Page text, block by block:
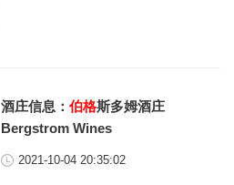
酒庄信息：伯格斯多姆酒庄
Bergstrom Wines
2021-10-04 20:35:02